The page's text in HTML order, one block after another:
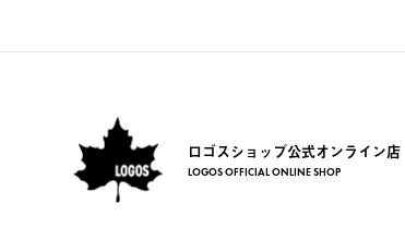
ロゴスショップ公式オンライン店
LOGOS OFFICIAL ONLINE SHOP